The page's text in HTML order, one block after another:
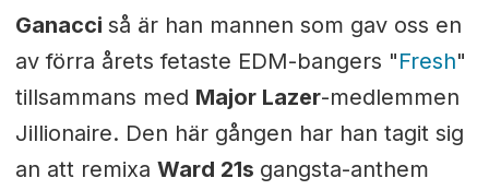
Ganacci så är han mannen som gav oss en
av förra årets fetaste EDM-bangers "Fresh"
tillsammans med Major Lazer-medlemmen
Jillionaire. Den här gången har han tagit sig
an att remixa Ward 21s gangsta-anthem